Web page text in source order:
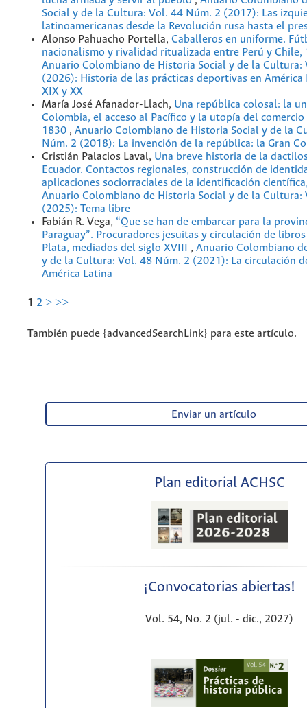
Social y de la Cultura: Vol. 44 Núm. 2 (2017): Las
latinoamericanas desde la Revolución rusa hasta el
Alonso Pahuacho Portella, Caballeros en uniforme.
nacionalismo y rivalidad ritualizada entre Perú y
Anuario Colombiano de Historia Social y de la Cultura:
(2026): Historia de las prácticas deportivas en América
XIX y XX
María José Afanador-Llach, Una república colosal: la
Colombia, el acceso al Pacífico y la utopía del
1830 , Anuario Colombiano de Historia Social y de la
Núm. 2 (2018): La invención de la república: la Gran
Cristián Palacios Laval, Una breve historia de la
Ecuador. Contactos regionales, construcción de
aplicaciones sociorraciales de la identificación
Anuario Colombiano de Historia Social y de la Cultura:
(2025): Tema libre
Fabián R. Vega, “Que se han de embarcar para la
Paraguay”. Procuradores jesuitas y circulación de
Plata, mediados del siglo XVIII , Anuario Colombiano
y de la Cultura: Vol. 48 Núm. 2 (2021): La circulación
América Latina
1 2 > >>
También puede {advancedSearchLink} para este artículo.
Enviar un artículo
Plan editorial ACHSC
¡Convocatorias abiertas!
Vol. 54, No. 2 (jul. - dic., 2027)